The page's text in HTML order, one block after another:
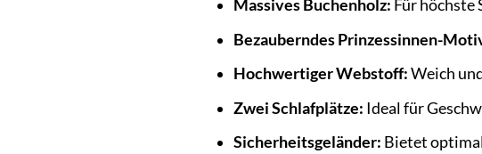
Massives Buchenholz: Für höchste
Bezauberndes Prinzessinnen-
Hochwertiger Webstoff:Weich
Zwei Schlafplätze: Ideal für
Sicherheitsgeländer: Bietet